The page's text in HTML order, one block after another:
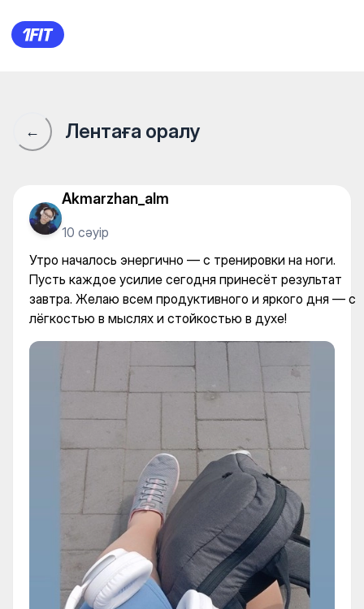
Тренажерный зал
← Лентаға оралу
Akmarzhan_alm
10 сәуір
Утро началось энергично — с тренировки на ноги.
Пусть каждое усилие сегодня принесёт результат
завтра. Желаю всем продуктивного и яркого дня — с
лёгкостью в мыслях и стойкостью в духе!